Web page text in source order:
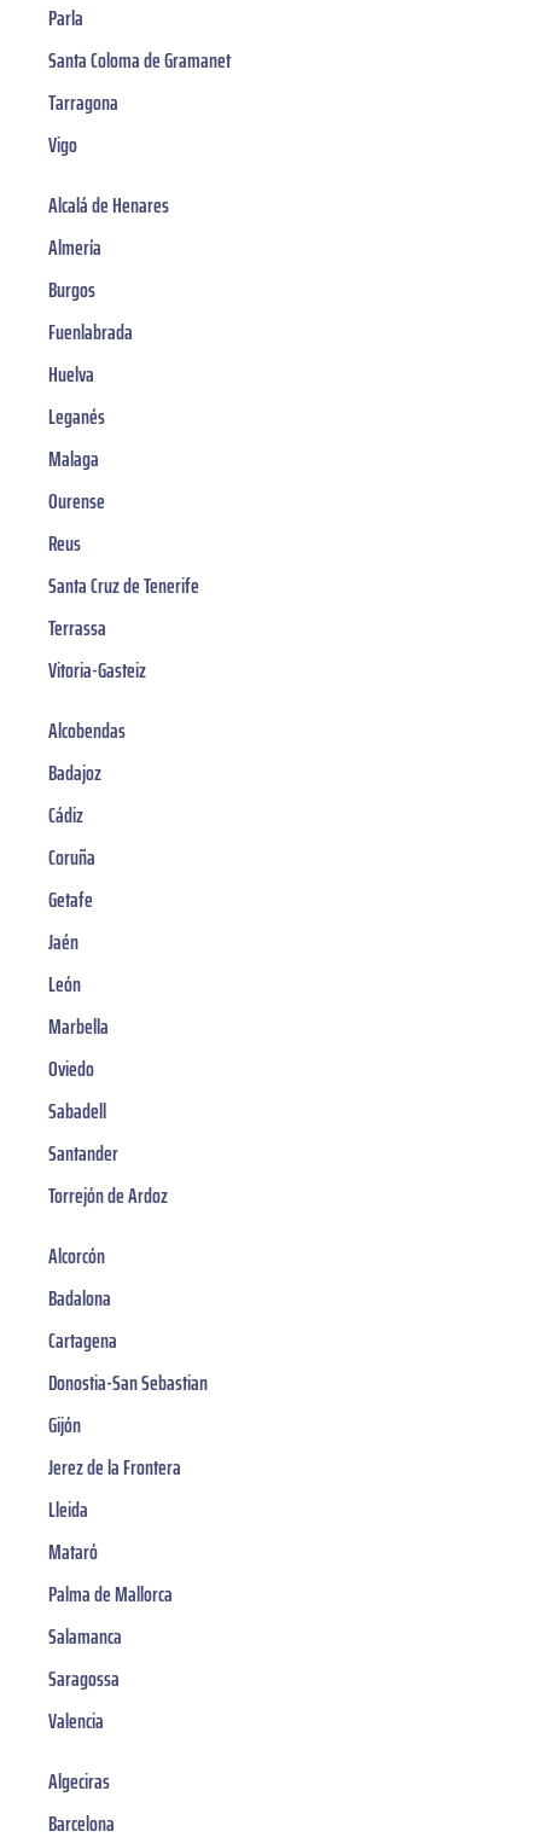
Parla
Santa Coloma de Gramanet
Tarragona
Vigo
Alcalá de Henares
Almería
Burgos
Fuenlabrada
Huelva
Leganés
Malaga
Ourense
Reus
Santa Cruz de Tenerife
Terrassa
Vitoria-Gasteiz
Alcobendas
Badajoz
Cádiz
Coruña
Getafe
Jaén
León
Marbella
Oviedo
Sabadell
Santander
Torrejón de Ardoz
Alcorcón
Badalona
Cartagena
Donostia-San Sebastian
Gijón
Jerez de la Frontera
Lleida
Mataró
Palma de Mallorca
Salamanca
Saragossa
Valencia
Algeciras
Barcelona